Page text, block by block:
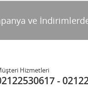
ve
Hizmetleri